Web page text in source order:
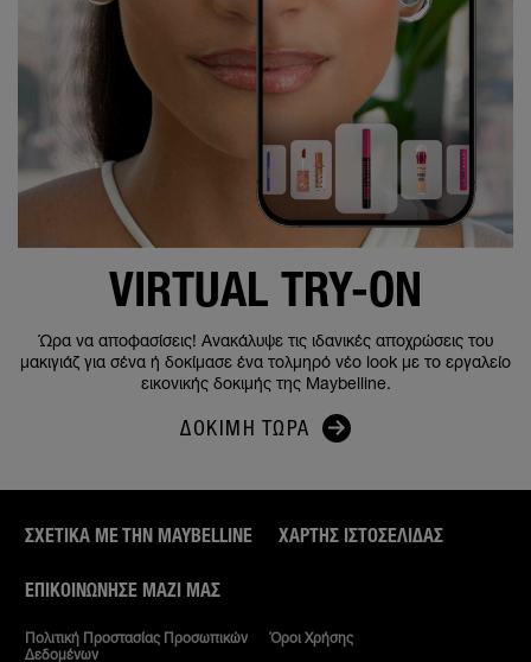
VIRTUAL TRY-ON
Ώρα να αποφασίσεις! Ανακάλυψε τις ιδανικές αποχρώσεις του
μακιγιάζ για σένα ή δοκίμασε ένα τολμηρό νέο look με το εργαλείο
εικονικής δοκιμής της Maybelline.
ΔΟΚΙΜΉ ΤΏΡΑ
ΣΧΕΤΙΚΑ ΜΕ ΤΗΝ MAYBELLINE
ΕΠΙΚΟΙΝΏΝΗΣΕ ΜΑΖΊ ΜΑΣ
ΧΆΡΤΗΣ ΙΣΤΟΣΕΛΊΔΑΣ
Πολιτική Προστασίας Προσωπικών
Δεδομένων
Όροι Χρήσης